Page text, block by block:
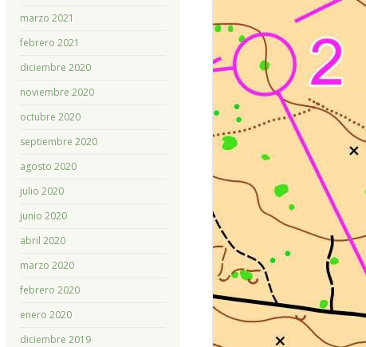
marzo 2021
febrero 2021
diciembre 2020
noviembre 2020
octubre 2020
septiembre 2020
agosto 2020
julio 2020
junio 2020
abril 2020
marzo 2020
febrero 2020
enero 2020
diciembre 2019